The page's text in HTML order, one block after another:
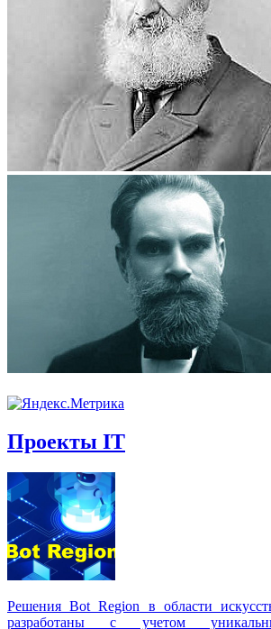
Проекты IT
Решения Вot Region в области
разработаны с учетом